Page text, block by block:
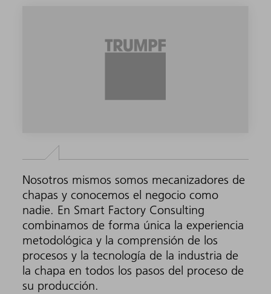
Nosotros mismos somos mecanizadores de
chapas y conocemos el negocio como
nadie. En Smart Factory Consulting
combinamos de forma única la experiencia
metodológica y la comprensión de los
procesos y la tecnología de la industria de
la chapa en todos los pasos del proceso de
su producción.